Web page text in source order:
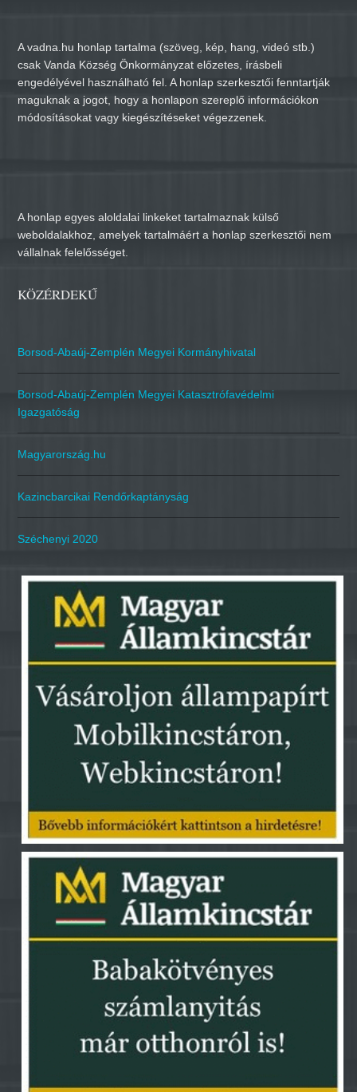
A vadna.hu honlap tartalma (szöveg, kép, hang, videó stb.)
csak Vanda Község Önkormányzat előzetes, írásbeli
engedélyével használható fel. A honlap szerkesztői fenntartják
maguknak a jogot, hogy a honlapon szereplő információkon
módosításokat vagy kiegészítéseket végezzenek.
A honlap egyes aloldalai linkeket tartalmaznak külső
weboldalakhoz, amelyek tartalmáért a honlap szerkesztői nem
vállalnak felelősséget.
KÖZÉRDEKŰ
Borsod-Abaúj-Zemplén Megyei Kormányhivatal
Borsod-Abaúj-Zemplén Megyei Katasztrófavédelmi
Igazgatóság
Magyarország.hu
Kazincbarcikai Rendőrkaptányság
Széchenyi 2020